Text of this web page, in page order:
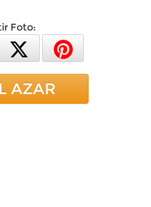
Foto:
AZAR